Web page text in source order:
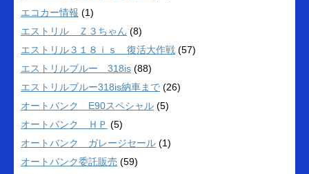
エコカー情報 (1)
エストリル Ｚ３ちゃん (8)
エストリル３１８ｉｓ 復活大作戦 (57)
エストリルブルー 318is (88)
エストリルブルー318is納車まで (26)
オートバンク E90スペシャル (5)
オートバンク ＨＰ (5)
オートバンク ガレージセール (1)
オートバンク委託販売 (59)